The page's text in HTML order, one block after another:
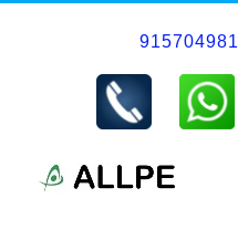
915704981